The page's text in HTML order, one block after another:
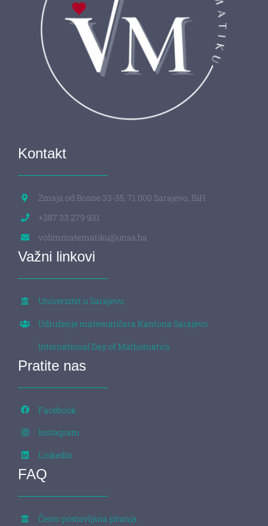
Kontakt
Zmaja od Bosne 33-35, 71 000 Sarajevo, BiH
+387 33 279 931
volimmatematiku@unsa.ba
Važni linkovi
Univerzitet u Sarajevu
Udruženje matematičara Kantona Sarajevo
International Day of Mathematics
Pratite nas
Facebook
Instagram
LinkedIn
FAQ
Često postavljana pitanja